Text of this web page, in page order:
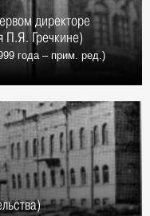
директоре
П.Я. Гречкине)
года – прим. ред.)